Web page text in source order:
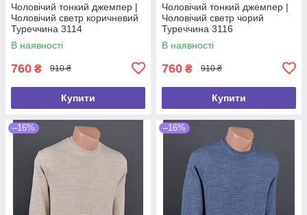
Чоловічий тонкий джемпер |
Чоловічий светр коричневий
Туреччина 3114
В наявності
760 ₴ 910 ₴
Купити
Чоловічий тонкий джемпер |
Чоловічий светр чорий
Туреччина 3116
В наявності
760 ₴ 910 ₴
Купити
–16% –16%